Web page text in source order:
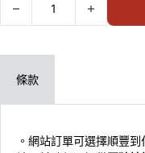
條款
。網站訂單可選擇順豐